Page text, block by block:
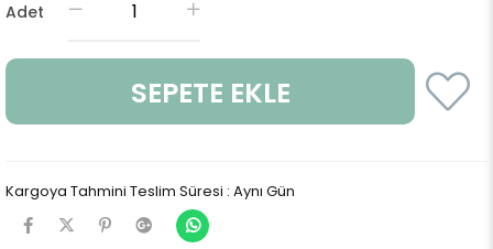
Adet
Kargoya Tahmini Teslim Süresi : Aynı Gün